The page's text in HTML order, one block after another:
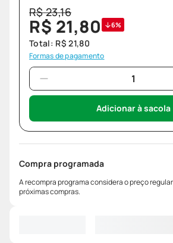
R$23,16
R$ 21,80 6%
Total: R$ 21,80
Formas de pagamento
Adicionar à sacola
Compra programada
A recompra programa considera o preço
próximas compras.